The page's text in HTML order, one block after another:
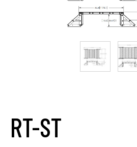
RT-ST